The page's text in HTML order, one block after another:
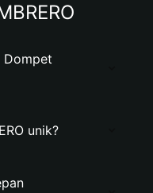
Dompet
unik?